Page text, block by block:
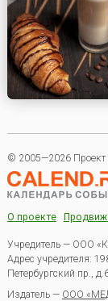
© 2005—2026 Проект
О проекте
Учредитель — ООО
Адрес учредителя:
Петербургский пр.,
Издатель — ООО